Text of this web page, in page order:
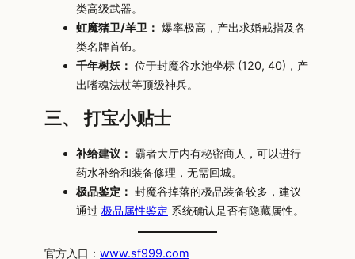
类高级武器。
虹魔猪卫/羊卫： 爆率极高，产出求婚戒指及各
类名牌首饰。
千年树妖： 位于封魔谷水池坐标 (120, 40)，产
出嗜魂法杖等顶级神兵。
三、 打宝小贴士
补给建议： 霸者大厅内有秘密商人，可以进行
药水补给和装备修理，无需回城。
极品鉴定： 封魔谷掉落的极品装备较多，建议
通过 极品属性鉴定 系统确认是否有隐藏属性。
官方入口： www.sf999.com